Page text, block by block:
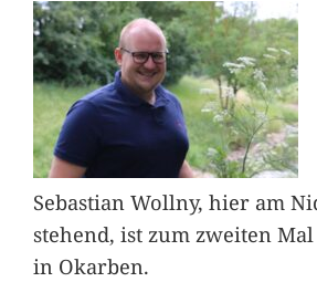
Sebastian Wollny, hier am
stehend, ist zum zweiten
in Okarben.